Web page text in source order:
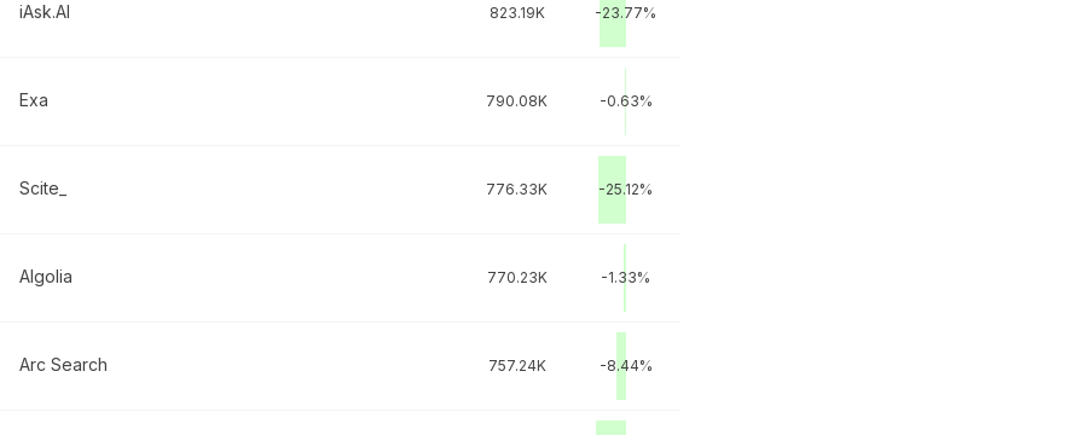
iAsk.AI 823.19K -23.77%
Exa 790.08K -0.63%
Scite_ 776.33K -25.12%
Algolia 770.23K -1.33%
Arc Search 757.24K -8.44%